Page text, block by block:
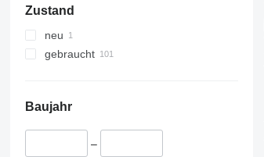
Zustand
neu
gebraucht
Baujahr
–